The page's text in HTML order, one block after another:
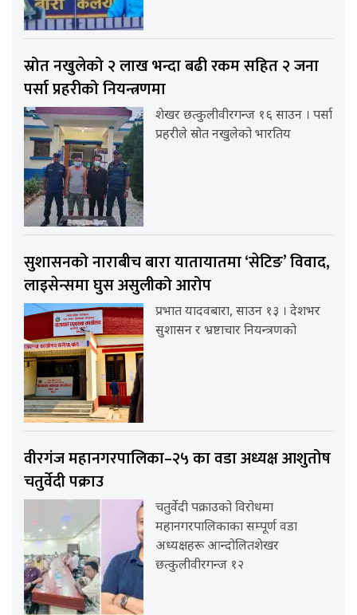
स्रोत नखुलेको २ लाख भन्दा बढी रकम सहित २ जना
पर्सा प्रहरीको नियन्त्रणमा
शेखर छत्कुलीवीरगन्ज १६ साउन । पर्सा
प्रहरीले स्रोत नखुलेको भारतिय
सुशासनको नाराबीच बारा यातायातमा ‘सेटिङ’ विवाद,
लाइसेन्समा घुस असुलीको आरोप
प्रभात यादवबारा, साउन १३ । देशभर
सुशासन र भ्रष्टाचार नियन्त्रणको
वीरगंज महानगरपालिका–२५ का वडा अध्यक्ष आशुतोष
चतुर्वेदी पक्राउ
चतुर्वेदी पक्राउको विरोधमा
महानगरपालिकाका सम्पूर्ण वडा
अध्यक्षहरू आन्दोलितशेखर
छत्कुलीवीरगन्ज १२